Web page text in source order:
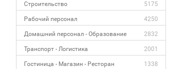
Строительство 5175
Рабочий персонал 4250
Домашний персонал - Образование 2832
Транспорт - Логистика 2001
Гостиница - Магазин - Ресторан 1338